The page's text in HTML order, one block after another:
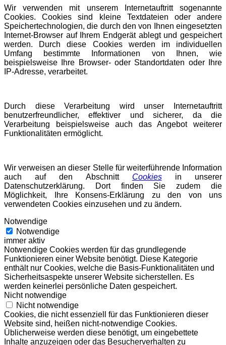
Wir verwenden mit unserem Internetauftritt sogenannte
Cookies. Cookies sind kleine Textdateien oder andere
Speichertechnologien, die durch den von Ihnen eingesetzten
Internet-Browser auf Ihrem Endgerät ablegt und gespeichert
werden. Durch diese Cookies werden im individuellen
Umfang bestimmte Informationen von Ihnen, wie
beispielsweise Ihre Browser- oder Standortdaten oder Ihre
IP-Adresse, verarbeitet.
Durch diese Verarbeitung wird unser Internetauftritt
benutzerfreundlicher, effektiver und sicherer, da die
Verarbeitung beispielsweise auch das Angebot weiterer
Funktionalitäten ermöglicht.
Wir verweisen an dieser Stelle für weiterführende Information
auch auf den Abschnitt Cookiesin unserer
Datenschutzerklärung. Dort finden Sie zudem die
Möglichkeit, Ihre Konsens-Erklärung zu den von uns
verwendeten Cookies einzusehen und zu ändern.
Notwendige
Notwendige
immer aktiv
Notwendige Cookies werden für das grundlegende
Funktionieren einer Website benötigt. Diese Kategorie
enthält nur Cookies, welche die Basis-Funktionalitäten und
Sicherheitsaspekte unserer Website sicherstellen. Es
werden keinerlei persönliche Daten gespeichert.
Nicht notwendige
Nicht notwendige
Cookies, die nicht essenziell für das Funktionieren dieser
Website sind, heißen nicht-notwendige Cookies.
Üblicherweise werden diese benötigt, um eingebettete
Inhalte anzuzeigen oder das Besucherverhalten zu